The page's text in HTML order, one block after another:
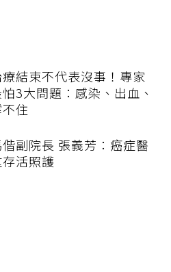
結束不代表沒事！專家
3大問題：感染、出血、
住
副院長 張義芳：癌症醫
活照護